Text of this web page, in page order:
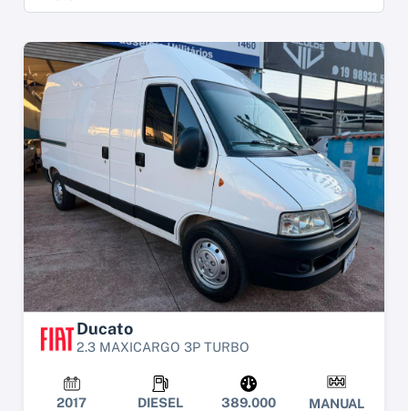
Ducato
2.3 MAXICARGO 3P TURBO
2017 DIESEL 389.000 MANUAL